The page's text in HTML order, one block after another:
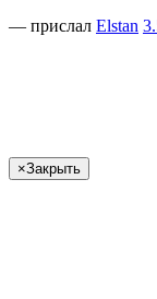
— прислал Elstan
×Закрыть